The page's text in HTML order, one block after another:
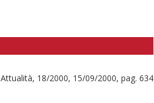
Attualità, 18/2000, 15/09/2000, pag. 634